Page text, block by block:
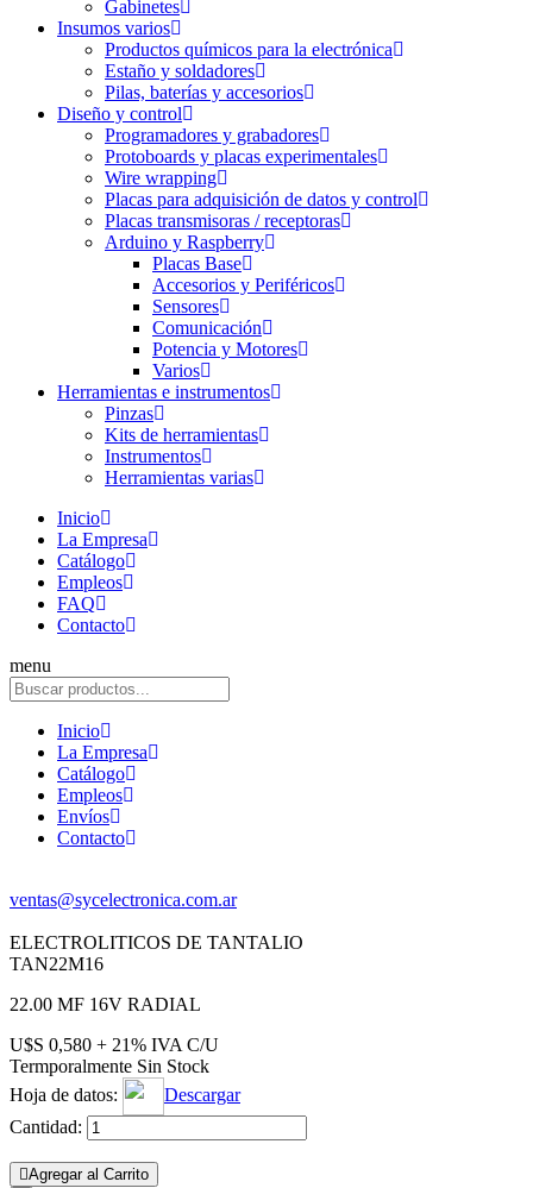
Gabinetes
Insumos varios
Productos químicos para la electrónica
Estaño y soldadores
Pilas, baterías y accesorios
Diseño y control
Programadores y grabadores
Protoboards y placas experimentales
Wire wrapping
Placas para adquisición de datos y control
Placas transmisoras / receptoras
Arduino y Raspberry
Placas Base
Accesorios y Periféricos
Sensores
Comunicación
Potencia y Motores
Varios
Herramientas e instrumentos
Pinzas
Kits de herramientas
Instrumentos
Herramientas varias
Inicio
La Empresa
Catálogo
Empleos
FAQ
Contacto
menu
Inicio
La Empresa
Catálogo
Empleos
Envíos
Contacto
ventas@sycelectronica.com.ar
ELECTROLITICOS DE TANTALIO
TAN22M16
22.00 MF 16V RADIAL
U$S 0,580 + 21% IVA C/U
Termporalmente Sin Stock
Hoja de datos:
Descargar
Cantidad:
Agregar al Carrito